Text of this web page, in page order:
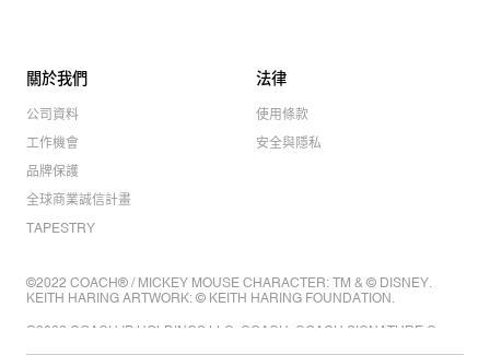
關於我們
公司資料
工作機會
品牌保護
全球商業誠信計畫
TAPESTRY
法律
使用條款
安全與隱私
©2022 COACH® / MICKEY MOUSE CHARACTER: TM & © DISNEY.
KEITH HARING ARTWORK: © KEITH HARING FOUNDATION.
©2022 COACH IP HOLDINGS LLC. COACH, COACH SIGNATURE C